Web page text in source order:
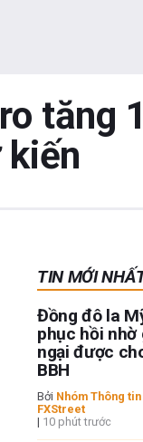
tăng
kiến
TIN MỚI
Đồng đô la
phục hồi nhờ
ngại được
BBH
Bởi Nhóm Thông
FXStreet
| 10 phút trước